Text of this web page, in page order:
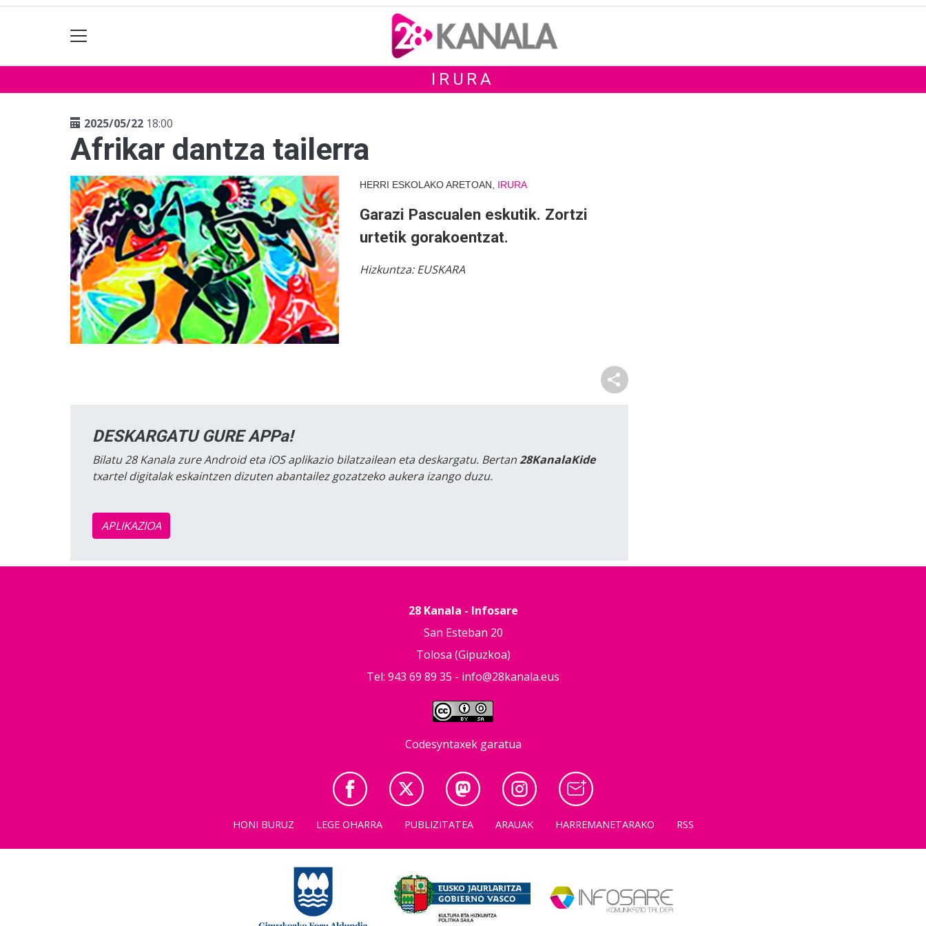
IRURA
2025/05/22 18:00
Afrikar dantza tailerra
HERRI ESKOLAKO ARETOAN, IRURA
Garazi Pascualen eskutik. Zortzi
urtetik gorakoentzat.
Hizkuntza:EUSKARA
DESKARGATU GURE APPa!
Bilatu 28 Kanala zure Android eta iOS aplikazio bilatzailean eta deskargatu. Bertan28KanalaKide
txartel digitalak eskaintzen dizuten abantailez gozatzeko aukera izango duzu.
APLIKAZIOA
28 Kanala - Infosare
San Esteban 20
Tolosa (Gipuzkoa)
Tel: 943 69 89 35 - info@28kanala.eus
Codesyntaxek garatua
HONI BURUZ LEGE OHARRA PUBLIZITATEA ARAUAK HARREMANETARAKO RSS